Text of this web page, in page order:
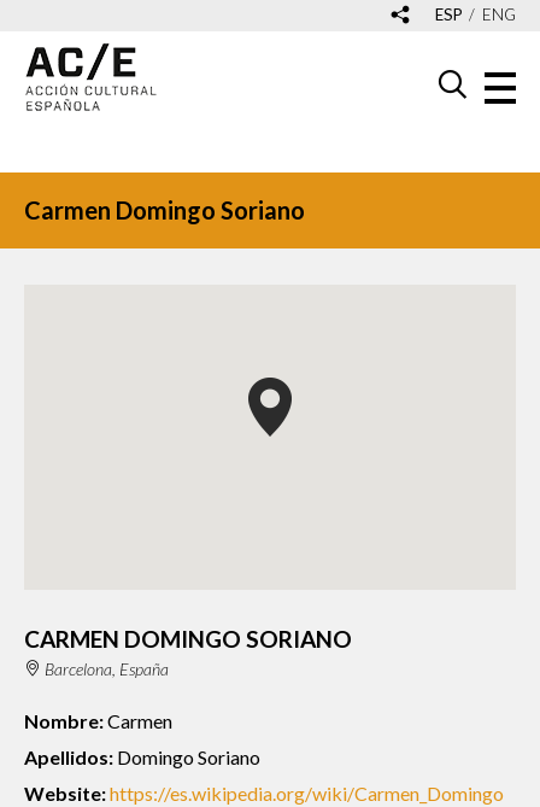
ESP ENG
Carmen Domingo Soriano
CARMEN DOMINGO SORIANO
Barcelona, España
Nombre:Carmen
Apellidos: Domingo Soriano
Website:https://es.wikipedia.org/wiki/Carmen_Domingo